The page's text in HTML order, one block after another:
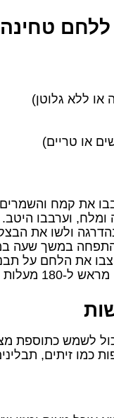
ללחם טחינה
לשמש כתוספת
כמו זיתים,